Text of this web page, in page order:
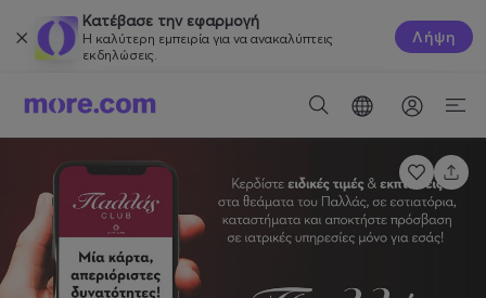
Κατέβασε την εφαρμογή
Η καλύτερη εμπειρία για να ανακαλύπτεις
εκδηλώσεις.
Λήψη